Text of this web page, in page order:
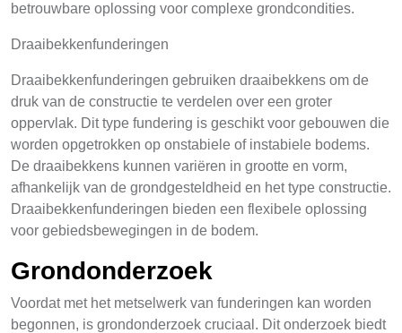
betrouwbare oplossing voor complexe grondcondities.
Draaibekkenfunderingen
Draaibekkenfunderingen gebruiken draaibekkens om de
druk van de constructie te verdelen over een groter
oppervlak. Dit type fundering is geschikt voor gebouwen die
worden opgetrokken op onstabiele of instabiele bodems.
De draaibekkens kunnen variëren in grootte en vorm,
afhankelijk van de grondgesteldheid en het type constructie.
Draaibekkenfunderingen bieden een flexibele oplossing
voor gebiedsbewegingen in de bodem.
Grondonderzoek
Voordat met het metselwerk van funderingen kan worden
begonnen, is grondonderzoek cruciaal. Dit onderzoek biedt